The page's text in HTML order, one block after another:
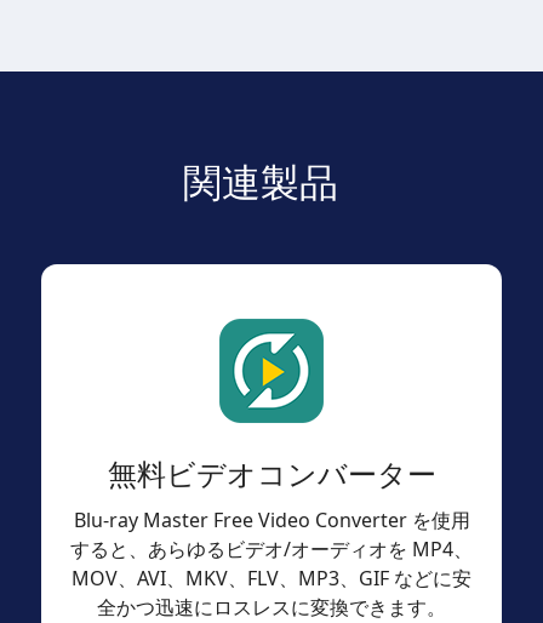
関連製品
無料ビデオコンバーター
Blu-ray Master Free Video Converter を使用
すると、あらゆるビデオ/オーディオを MP4、
MOV、AVI、MKV、FLV、MP3、GIF などに安
全かつ迅速にロスレスに変換できます。